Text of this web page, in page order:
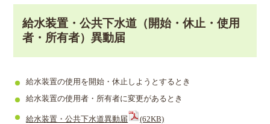
給水装置・公共下水道（開始・休止・使用
者・所有者）異動届
給水装置の使用を開始・休止しようとするとき
給水装置の使用者・所有者に変更があるとき
給水装置・公共下水道異動届 (62KB)